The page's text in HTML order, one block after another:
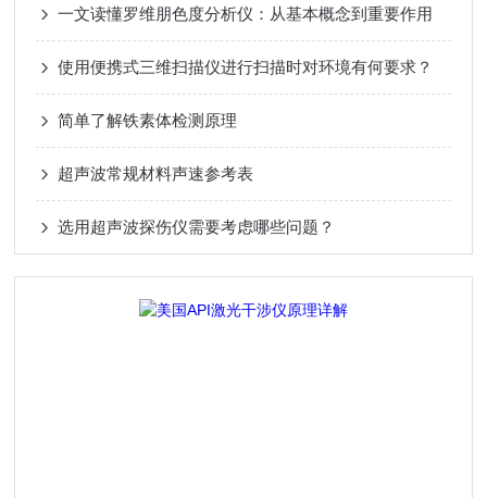
一文读懂罗维朋色度分析仪：从基本概念到重要作用
使用便携式三维扫描仪进行扫描时对环境有何要求？
简单了解铁素体检测原理
超声波常规材料声速参考表
选用超声波探伤仪需要考虑哪些问题？